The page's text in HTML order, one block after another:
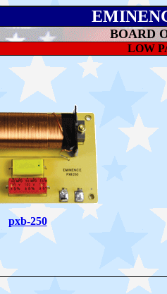
BOARD
LOW
pxb-250